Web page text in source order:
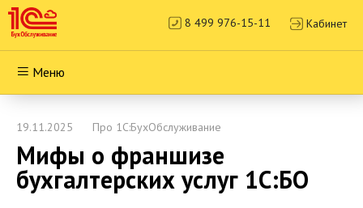
8 499 976-15-11 Кабинет
Меню
19.11.2025 Про 1С:БухОбслуживание
Мифы о франшизе
бухгалтерских услуг 1С:БО